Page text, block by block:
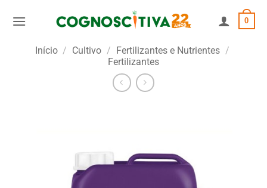
0
Início / Cultivo / Fertilizantes e Nutrientes /
Fertilizantes